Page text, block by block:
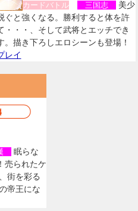
カードバトル 三国志
美少
ぐと強くなる。勝利すると体を許
・・・、そして武将とエッチでき
。描き下ろしエロシーンも登場！
レイ
眠らな
売られたケ
街を彩る
帝王にな